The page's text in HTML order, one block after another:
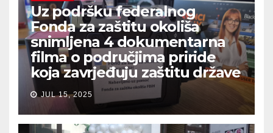
Uz podršku federalnog
Fonda za zaštitu okoliša
snimljena 4 dokumentarna
filma o područjima priride
koja zavrjeđuju zaštitu države
JUL 15, 2025